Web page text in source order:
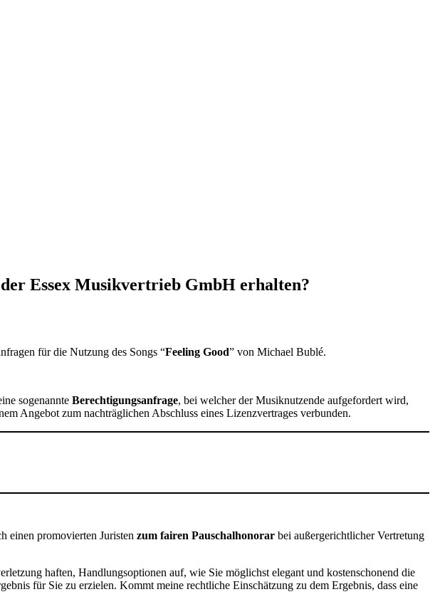
Essex Musikvertrieb GmbH erhalten?
für die Nutzung des Songs “Feeling Good” von Michael Bublé.
sogenannte Berechtigungsanfrage, bei welcher der Musiknutzende aufgefordert wird,
Angebot zum nachträglichen Abschluss eines Lizenzvertrages verbunden.
einen promovierten Juristen zum fairen Pauschalhonorar bei außergerichtlicher Vertretung
haften, Handlungsoptionen auf, wie Sie möglichst elegant und kostenschonend die
für Sie zu erzielen. Kommt meine rechtliche Einschätzung zu dem Ergebnis, dass eine